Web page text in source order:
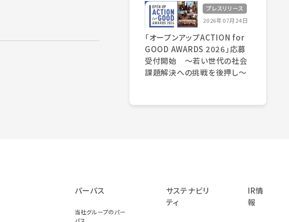
プレスリリース
2026年07月24日
「オープンアップACTION for
GOOD AWARDS 2026」応募
受付開始 〜若い世代の社会
課題解決への挑戦を後押し〜
パーパス
当社グループのパー
パス
サステナビリ
ティ
IR情
報